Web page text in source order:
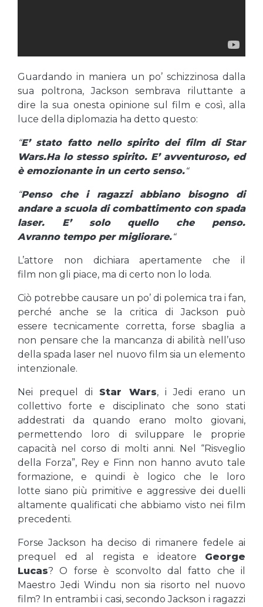
Guardando in maniera un po’ schizzinosa dalla
sua poltrona, Jackson sembrava riluttante a
dire la sua onesta opinione sul film e così, alla
luce della diplomazia ha detto questo:
“E’ stato fatto nello spirito dei film di Star
Wars.Ha lo stesso spirito. E’ avventuroso, ed
è emozionante in un certo senso.“
“Penso che i ragazzi abbiano bisogno di
andare a scuola di combattimento con spada
laser. E’ solo quello che penso.
Avranno tempo per migliorare.“
L’attore non dichiara apertamente che il
film non gli piace, ma di certo non lo loda.
Ciò potrebbe causare un po’ di polemica tra i fan,
perché anche se la critica di Jackson può
essere tecnicamente corretta, forse sbaglia a
non pensare che la mancanza di abilità nell’uso
della spada laser nel nuovo film sia un elemento
intenzionale.
Nei prequel di Star Wars, i Jedi erano un
collettivo forte e disciplinato che sono stati
addestrati da quando erano molto giovani,
permettendo loro di sviluppare le proprie
capacità nel corso di molti anni. Nel “Risveglio
della Forza”, Rey e Finn non hanno avuto tale
formazione, e quindi è logico che le loro
lotte siano più primitive e aggressive dei duelli
altamente qualificati che abbiamo visto nei film
precedenti.
Forse Jackson ha deciso di rimanere fedele ai
prequel ed al regista e ideatore George
Lucas? O forse è sconvolto dal fatto che il
Maestro Jedi Windu non sia risorto nel nuovo
film? In entrambi i casi, secondo Jackson i ragazzi